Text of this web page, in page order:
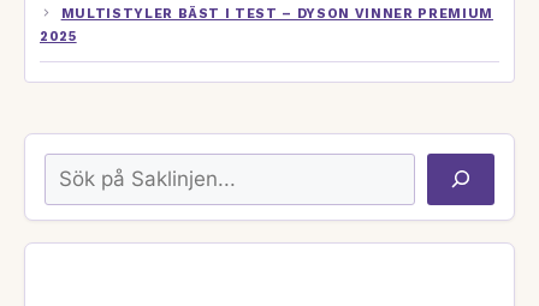
MULTISTYLER BÄST I TEST – DYSON VINNER PREMIUM
2025
Sök